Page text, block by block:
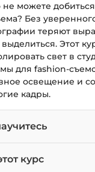
можете
Без
теряют
Этот
свет в
для fashion-
освещение и
кадры.
свет:
курс